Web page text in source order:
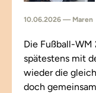
10.06.2026 — Maren
Die Fußball-WM
spätestens mit
wieder die
doch